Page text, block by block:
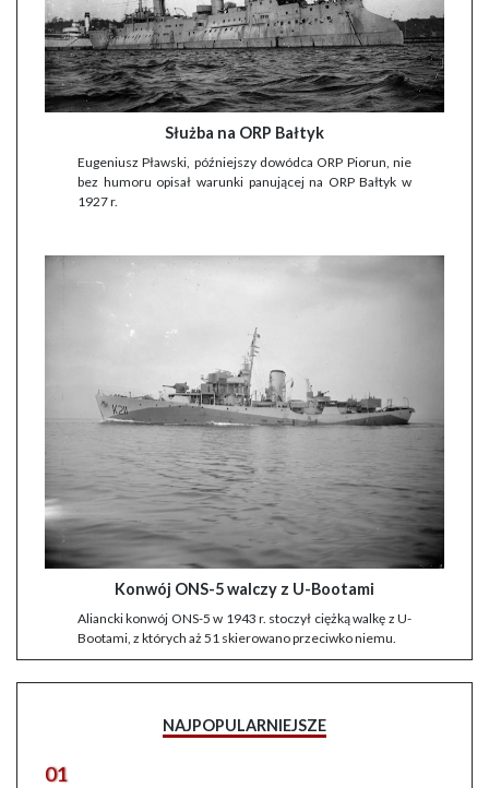
Służba na ORP Bałtyk
Eugeniusz Pławski, późniejszy dowódca ORP Piorun, nie
bez humoru opisał warunki panującej na ORP Bałtyk w
1927 r.
Konwój ONS-5 walczy z U-Bootami
Aliancki konwój ONS-5 w 1943 r. stoczył ciężką walkę z U-
Bootami, z których aż 51 skierowano przeciwko niemu.
NAJPOPULARNIEJSZE
01